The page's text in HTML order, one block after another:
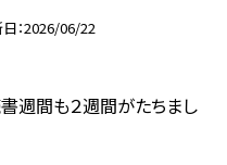
2026/06/22
週間も２週間がたちまし